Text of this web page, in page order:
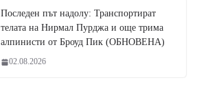
Последен път надолу: Транспортират
телата на Нирмал Пурджа и още трима
алпинисти от Броуд Пик (ОБНОВЕНА)
02.08.2026